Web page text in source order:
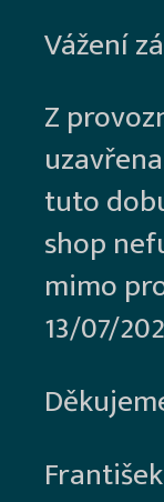
Vážení
Z
tuto
shop
mimo
13/07/